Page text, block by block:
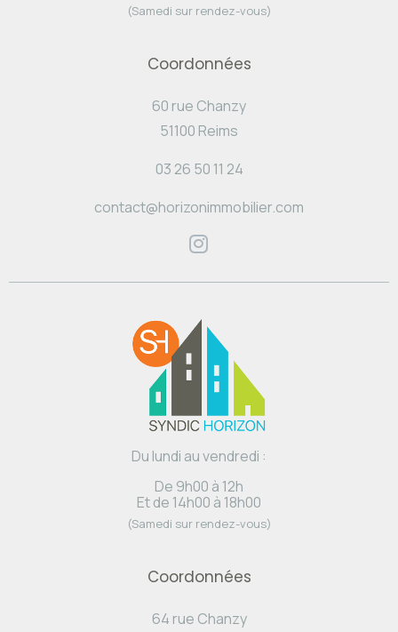
(Samedi sur rendez-vous)
Coordonnées
60 rue Chanzy
51100 Reims
03 26 50 11 24
contact@horizonimmobilier.com
Du lundi au vendredi :
De 9h00 à 12h
Et de 14h00 à 18h00
(Samedi sur rendez-vous)
Coordonnées
64 rue Chanzy